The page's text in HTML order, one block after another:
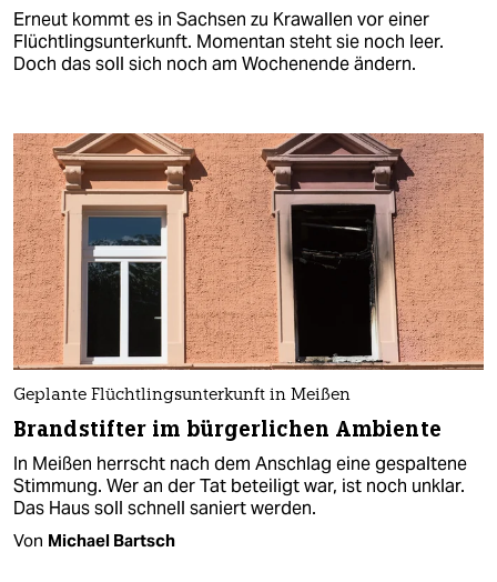
Erneut kommt es in Sachsen zu Krawallen vor einer
Flüchtlingsunterkunft. Momentan steht sie noch leer.
Doch das soll sich noch am Wochenende ändern.
Geplante Flüchtlingsunterkunft in Meißen
Brandstifter im bürgerlichen Ambiente
In Meißen herrscht nach dem Anschlag eine gespaltene
Stimmung. Wer an der Tat beteiligt war, ist noch unklar.
Das Haus soll schnell saniert werden.
Von Michael Bartsch